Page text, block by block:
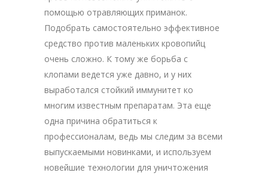
помощью отравляющих приманок.
Подобрать самостоятельно эффективное
средство против маленьких кровопийц
очень сложно. К тому же борьба с
клопами ведется уже давно, и у них
выработался стойкий иммунитет ко
многим известным препаратам. Эта еще
одна причина обратиться к
профессионалам, ведь мы следим за всеми
выпускаемыми новинками, и используем
новейшие технологии для уничтожения